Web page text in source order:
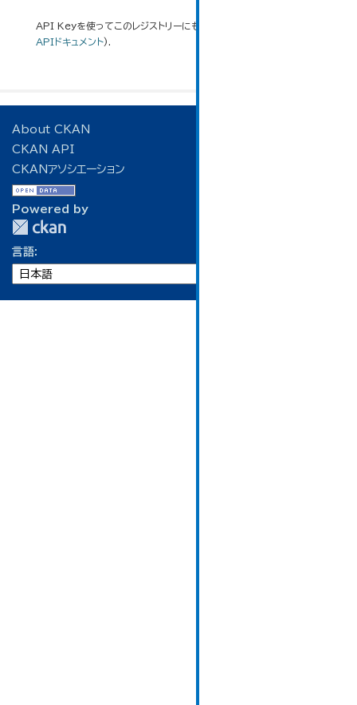
API Keyを使ってこのレジストリーにもアクセス可能です
APIドキュメント).
About CKAN
CKAN API
CKANアソシエーション
Powered by
言語